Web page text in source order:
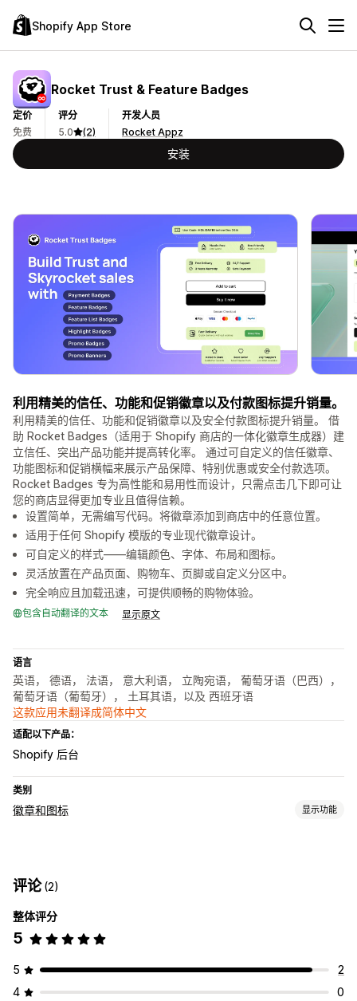
Shopify App Store
Rocket Trust & Feature Badges
定价
免费
评分
5.0
(2)
开发人员
Rocket Appz
安装
利用精美的信任、功能和促销徽章以及付款图标提升销量。
利用精美的信任、功能和促销徽章以及安全付款图标提升销量。 借
助 Rocket Badges（适用于 Shopify 商店的一体化徽章生成器）建
立信任、突出产品功能并提高转化率。 通过可自定义的信任徽章、
功能图标和促销横幅来展示产品保障、特别优惠或安全付款选项。
Rocket Badges 专为高性能和易用性而设计，只需点击几下即可让
您的商店显得更加专业且值得信赖。
设置简单，无需编写代码。将徽章添加到商店中的任意位置。
适用于任何 Shopify 模版的专业现代徽章设计。
可自定义的样式——编辑颜色、字体、布局和图标。
灵活放置在产品页面、购物车、页脚或自定义分区中。
完全响应且加载迅速，可提供顺畅的购物体验。
包含自动翻译的文本 显示原文
语言
英语， 德语， 法语， 意大利语， 立陶宛语， 葡萄牙语（巴西），
葡萄牙语（葡萄牙）， 土耳其语，以及 西班牙语
这款应用未翻译成简体中文
适配以下产品：
Shopify 后台
类别
徽章和图标 显示功能
背景 边框
特定设备
图标位置
手动定位 自动定位 自定义页面 购物车页面 结账页面
评论(2)
整体评分
5
5
2
4
0